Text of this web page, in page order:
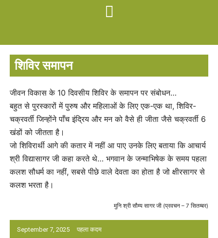
शिविर समापन
September 7, 2025 पहला कदम
जीवन विकास के 10 दिवसीय शिविर के समापन पर संबोधन…
बहुत से पुरस्कारों में पुरुष और महिलाओं के लिए एक-एक था, शिविर-
चक्रवर्ती जिन्होंने पाँच इंद्रिय और मन को वैसे ही जीता जैसे चक्रवर्ती 6
खंडों को जीतता है।
जो शिविरार्थी आगे की कतार में नहीं आ पाए उनके लिए बताया कि आचार्य
श्री विद्यासागर जी कहा करते थे… भगवान के जन्माभिषेक के समय पहला
कलश सौधर्म का नहीं, सबसे पीछे वाले देवता का होता है जो क्षीरसागर से
कलश भरता है।
मुनि श्री सौम्य सागर जी (प्रवचन – 7 सितम्बर)